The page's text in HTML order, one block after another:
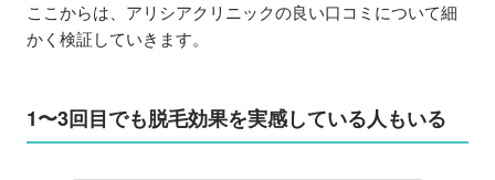
ここからは、アリシアクリニックの良い口コミについて細
かく検証していきます。
1〜3回目でも脱毛効果を実感している人もいる